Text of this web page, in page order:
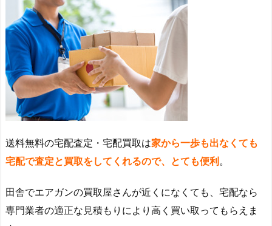
送料無料の宅配査定・宅配買取は家から一歩も出なくても
宅配で査定と買取をしてくれるので、とても便利。
田舎でエアガンの買取屋さんが近くになくても、宅配なら
専門業者の適正な見積もりにより高く買い取ってもらえま